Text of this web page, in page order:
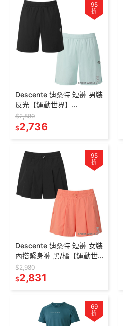
95
折
Descente 迪桑特 短褲 男裝
反光【運動世界】
SR121RHP23-
BLK0/SR121RHP23-MINT
$2,880
$2,736
95
折
Descente 迪桑特 短褲 女裝
內搭緊身褲 黑/橘【運動世
界】SR122PWP31-
BLK0/ORG0
$2,980
$2,831
69
折